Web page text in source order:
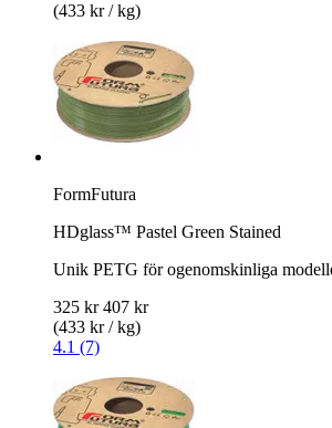
(433 kr / kg)
FormFutura
HDglass™ Pastel Green Stained
Unik PETG för ogenomskinliga
325 kr 407 kr
(433 kr / kg)
4.1 (7)